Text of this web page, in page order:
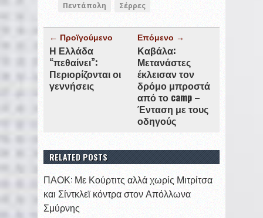
Πεντάπολη
Σέρρες
← Προϊγούμενο
Η Ελλάδα
“πεθαίνει”:
Περιορίζονται οι
γεννήσεις
Επόμενο →
Καβάλα:
Μετανάστες
έκλεισαν τον
δρόμο μπροστά
από το camp –
Ένταση με τους
οδηγούς
RELATED POSTS
ΠΑΟΚ: Με Κούρτιτς αλλά χωρίς Μιτρίτσα
και Σίντκλεϊ κόντρα στον Απόλλωνα
Σμύρνης